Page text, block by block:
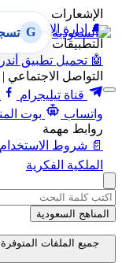
الإشعارات
🔔
إدارة الإشعارات
التطبيقات
🤖 تحميل تطبيق
التواصل الاجتماعي
قناة تيليجرام
واتساب
بوت
روابط مهمة
📄 شروط الاستخدام
الملكية الفكرية
G
المناهج السعودية